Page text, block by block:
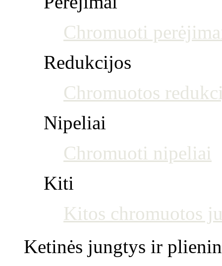
Chromuoti
Redukcijos
Chromuotos
Nipeliai
Chromuoti nipeliai
Kiti
Kitos chromuotos
Ketinės jungtys ir